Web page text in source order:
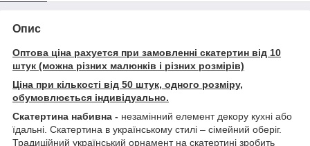
Опис
Оптова ціна рахуется при замовленні скатертин від 10
штук (можна різних малюнків і різних розмірів)
Ціна при кількості від 50 штук, одного розміру,
обумовлюється індивідуально.
Скатертина набивна - незамінний елемент декору кухні або
їдальні. Скатертина в українському стилі – сімейний оберіг.
Традиційний український орнамент на скатертині зробить